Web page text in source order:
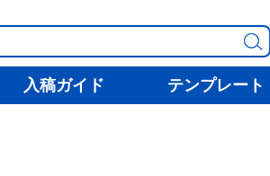
入稿ガイド テンプレート